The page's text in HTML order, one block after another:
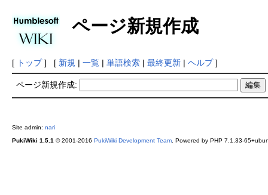
ページ新規作成
[ トップ] [ 新規 | 一覧| 単語検索| 最終更新| ヘルプ]
ページ新規作成:
Site admin: nari
PukiWiki 1.5.1 © 2001-2016 PukiWiki Development Team. Powered by PHP 7.1.33-